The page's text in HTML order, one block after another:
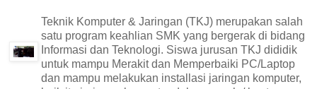
Teknik Komputer & Jaringan (TKJ) merupakan salah
satu program keahlian SMK yang bergerak di bidang
Informasi dan Teknologi. Siswa jurusan TKJ dididik
untuk mampu Merakit dan Memperbaiki PC/Laptop
dan mampu melakukan installasi jaringan komputer,